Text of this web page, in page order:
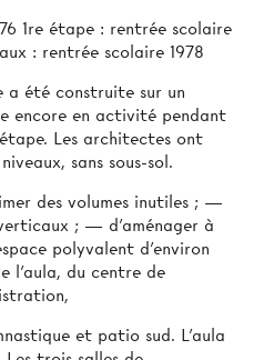
1re étape : rentrée scolaire
: rentrée scolaire 1978
a été construite sur un
encore en activité pendant
Les architectes ont
sans sous-sol.
des volumes inutiles ; —
; — d’aménager à
polyvalent d’environ
l’aula, du centre de
et patio sud. L’aula